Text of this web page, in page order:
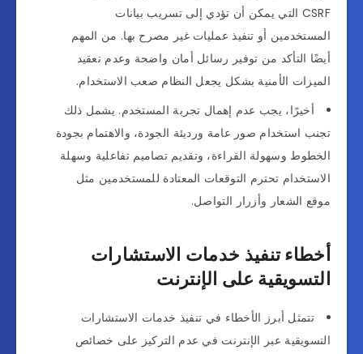
CSRF التي يمكن أن تؤدي إلى تسريب بيانات
المستخدمين أو تنفيذ عمليات غير مصرح بها. من المهم
أيضًا التأكد من توفير رسائل أمان واضحة وعدم تعقيد
الميزات الأمنية بشكل يجعل النظام صعب الاستخدام.
أخيرًا، يجب عدم إهمال تجربة المستخدم. يشمل ذلك
تجنب استخدام صور عامة ورديئة الجودة، والاهتمام بجودة
الخطوط وسهولة القراءة، وتقديم تصاميم تفاعلية وسهلة
الاستخدام تحترم التوقعات المعتادة للمستخدمين مثل
موقع الشعار وأزرار التواصل.
أخطاء تنفيذ خدمات الاستشارات
التسويقية على الإنترنت
تتمثل أبرز الأخطاء في تنفيذ خدمات الاستشارات
التسويقية عبر الإنترنت في عدم التركيز على خصائص